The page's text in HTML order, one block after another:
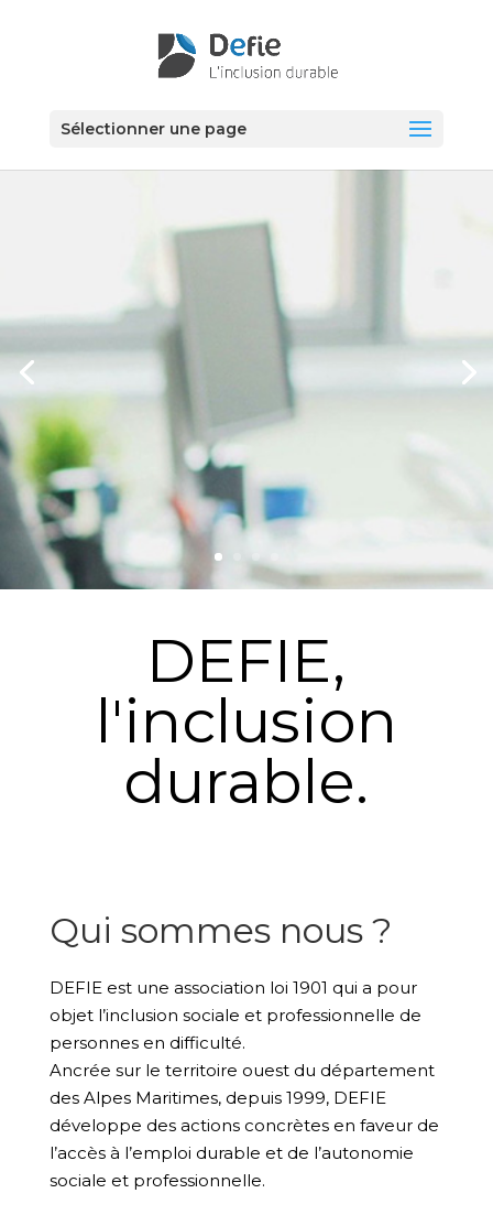
Sélectionner une page
DEFIE,
l'inclusion
durable.
Qui sommes nous ?
DEFIEest une association loi 1901 qui a pour
objet l’inclusion sociale et professionnelle de
personnes en difficulté.
Ancrée sur le territoire ouest du département
des Alpes Maritimes, depuis 1999, DEFIE
développe des actions concrètes en faveur de
l’accès à l’emploi durable et de l’autonomie
sociale et professionnelle.